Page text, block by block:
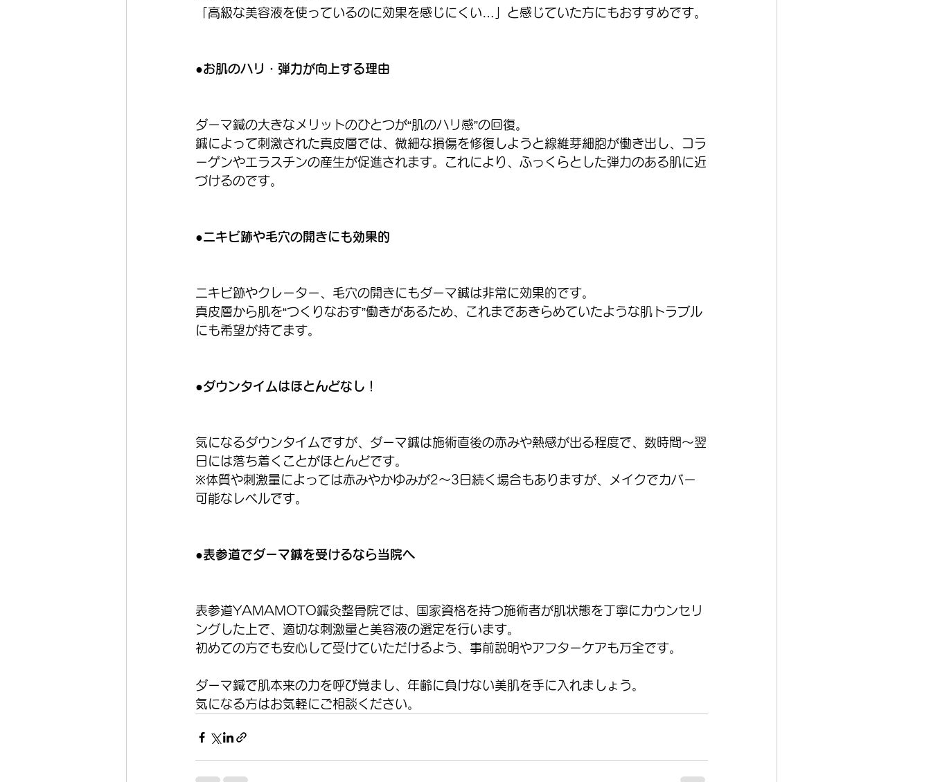
「高級な美容液を使っているのに効果を感じにくい…」と感じていた方にもおすすめです。
●お肌のハリ・弾力が向上する理由
ダーマ鍼の大きなメリットのひとつが“肌のハリ感”の回復。
鍼によって刺激された真皮層では、微細な損傷を修復しようと線維芽細胞が働き出し、コラ
ーゲンやエラスチンの産生が促進されます。これにより、ふっくらとした弾力のある肌に近
づけるのです。
●ニキビ跡や毛穴の開きにも効果的
ニキビ跡やクレーター、毛穴の開きにもダーマ鍼は非常に効果的です。
真皮層から肌を“つくりなおす”働きがあるため、これまであきらめていたような肌トラブル
にも希望が持てます。
●ダウンタイムはほとんどなし！
気になるダウンタイムですが、ダーマ鍼は施術直後の赤みや熱感が出る程度で、数時間〜翌
日には落ち着くことがほとんどです。
※体質や刺激量によっては赤みやかゆみが2〜3日続く場合もありますが、メイクでカバー
可能なレベルです。
●表参道でダーマ鍼を受けるなら当院へ
表参道YAMAMOTO鍼灸整骨院では、国家資格を持つ施術者が肌状態を丁寧にカウンセリ
ングした上で、適切な刺激量と美容液の選定を行います。
初めての方でも安心して受けていただけるよう、事前説明やアフターケアも万全です。
ダーマ鍼で肌本来の力を呼び覚まし、年齢に負けない美肌を手に入れましょう。
気になる方はお気軽にご相談ください。